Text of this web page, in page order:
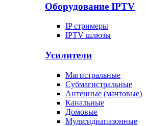
Оборудование IPTV
IP стримеры
IPTV шлюзы
Усилители
Магистральные
Субмагистральные
Антенные (мачтовые)
Канальные
Домовые
Мультидиапазонные